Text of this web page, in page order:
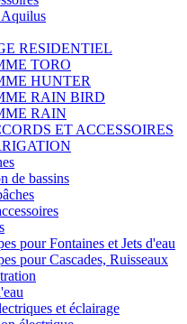
Aquilus
RESIDENTIEL
TORO
HUNTER
RAIN BIRD
RAIN
ET ACCESSOIRES
de bassins
pour Fontaines et Jets d'eau
pour Cascades, Ruisseaux
et éclairage